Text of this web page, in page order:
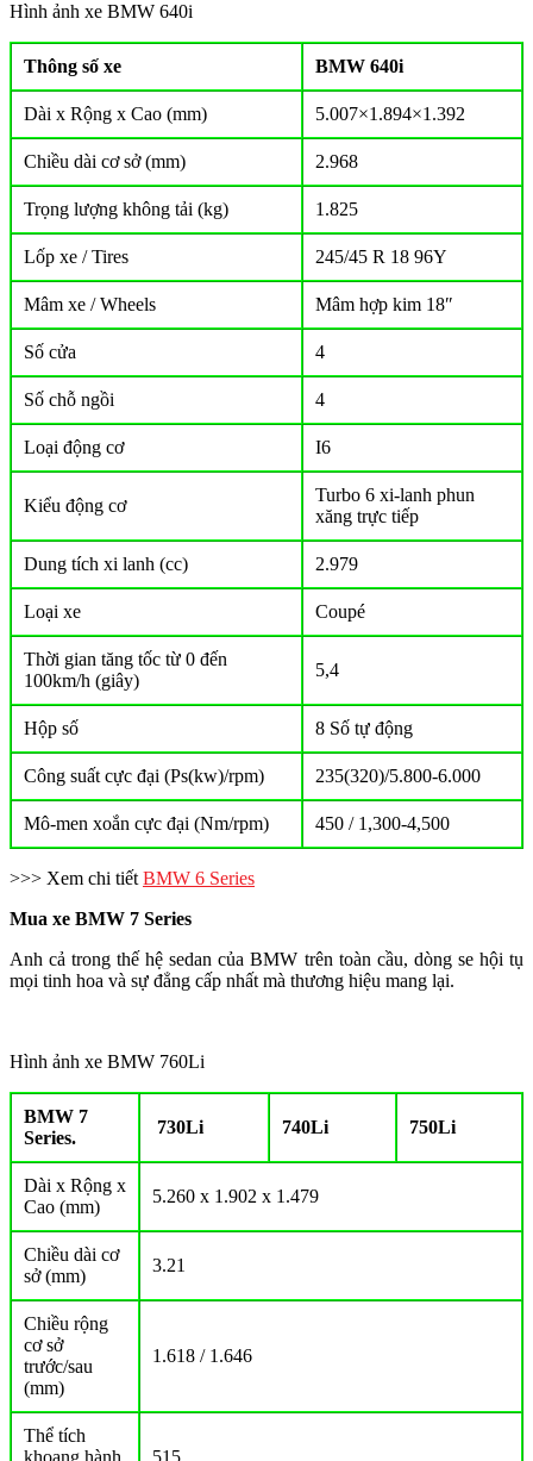
Hình ảnh xe BMW 640i
Thông số xe BMW 640i
Dài x Rộng x Cao (mm) 5.007×1.894×1.392
Chiều dài cơ sở (mm) 2.968
Trọng lượng không tải (kg) 1.825
Lốp xe / Tires 245/45 R 18 96Y
Mâm xe / Wheels Mâm hợp kim 18″
Số cửa 4
Số chỗ ngồi 4
Loại động cơ I6
Kiểu động cơ
Turbo 6 xi-lanh phun
xăng trực tiếp
Dung tích xi lanh (cc) 2.979
Loại xe Coupé
Thời gian tăng tốc từ 0 đến
100km/h (giây)
5,4
Hộp số 8 Số tự động
Công suất cực đại (Ps(kw)/rpm) 235(320)/5.800-6.000
Mô-men xoắn cực đại (Nm/rpm) 450 / 1,300-4,500
>>> Xem chi tiết BMW 6 Series
Mua xe BMW 7 Series
Anh cả trong thế hệ sedan của BMW trên toàn cầu, dòng se hội tụ
mọi tinh hoa và sự đẳng cấp nhất mà thương hiệu mang lại.
Hình ảnh xe BMW 760Li
BMW 7
Series.
730Li 740Li 750Li
Dài x Rộng x
Cao (mm)
5.260 x 1.902 x 1.479
Chiều dài cơ
sở (mm)
3.21
Chiều rộng
cơ sở
trước/sau
(mm)
1.618 / 1.646
Thể tích